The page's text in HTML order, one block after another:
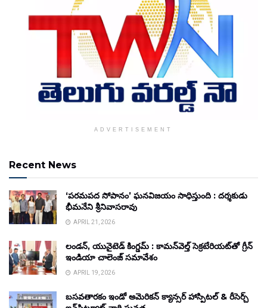
ADVERTISEMENT
Recent News
‘పరమపద సోపానం’ ఘనవిజయం సాధిస్తుంది : దర్శకుడు
భీమనేని శ్రీనివాసరావు
APRIL 21, 2026
లండన్, యునైటెడ్ కింగ్డమ్ : కామన్‌వెల్త్ సెక్రటేరియట్‌తో గ్రీన్
ఇండియా చాలెంజ్ సమావేశం
APRIL 19, 2026
బసవతారకం ఇండో అమెరికన్ క్యాన్సర్ హాస్పిటల్ & రీసెర్చ్